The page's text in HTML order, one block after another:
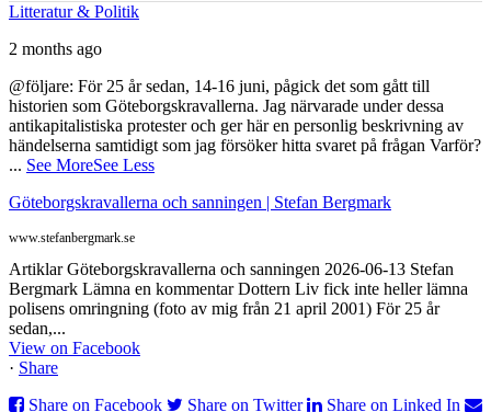
Litteratur & Politik
2 months ago
@följare: För 25 år sedan, 14-16 juni, pågick det som gått till
historien som Göteborgskravallerna. Jag närvarade under dessa
antikapitalistiska protester och ger här en personlig beskrivning av
händelserna samtidigt som jag försöker hitta svaret på frågan Varför?
... See MoreSee Less
Göteborgskravallerna och sanningen | Stefan Bergmark
www.stefanbergmark.se
Artiklar Göteborgskravallerna och sanningen 2026-06-13 Stefan
Bergmark Lämna en kommentar Dottern Liv fick inte heller lämna
polisens omringning (foto av mig från 21 april 2001) För 25 år
sedan,...
View on Facebook
· Share
Share on Facebook
Share on Twitter Share on Linked In